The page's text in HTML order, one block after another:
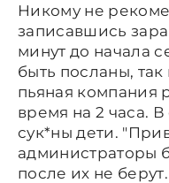
Никому не
записавшись
минут до начала
быть посланы,
пьяная компания
время на 2 часа.
сук*ны дети.
администраторы
после их не